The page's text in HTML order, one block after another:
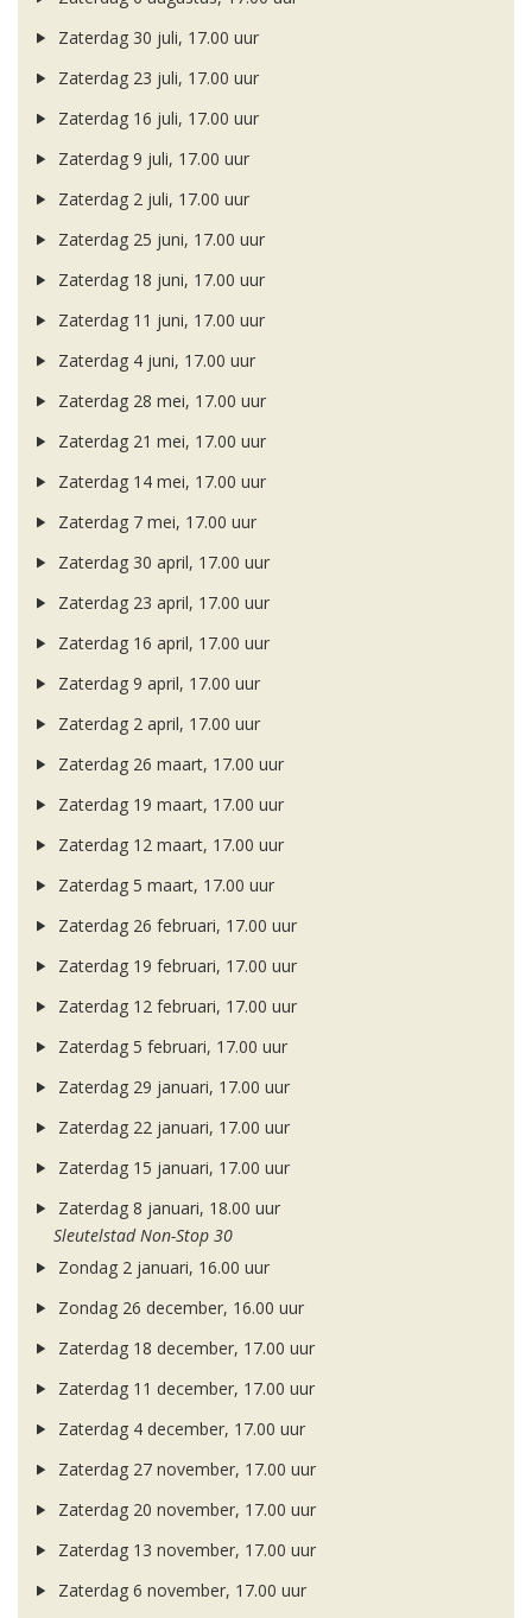
Zaterdag 30 juli, 17.00 uur
Zaterdag 23 juli, 17.00 uur
Zaterdag 16 juli, 17.00 uur
Zaterdag 9 juli, 17.00 uur
Zaterdag 2 juli, 17.00 uur
Zaterdag 25 juni, 17.00 uur
Zaterdag 18 juni, 17.00 uur
Zaterdag 11 juni, 17.00 uur
Zaterdag 4 juni, 17.00 uur
Zaterdag 28 mei, 17.00 uur
Zaterdag 21 mei, 17.00 uur
Zaterdag 14 mei, 17.00 uur
Zaterdag 7 mei, 17.00 uur
Zaterdag 30 april, 17.00 uur
Zaterdag 23 april, 17.00 uur
Zaterdag 16 april, 17.00 uur
Zaterdag 9 april, 17.00 uur
Zaterdag 2 april, 17.00 uur
Zaterdag 26 maart, 17.00 uur
Zaterdag 19 maart, 17.00 uur
Zaterdag 12 maart, 17.00 uur
Zaterdag 5 maart, 17.00 uur
Zaterdag 26 februari, 17.00 uur
Zaterdag 19 februari, 17.00 uur
Zaterdag 12 februari, 17.00 uur
Zaterdag 5 februari, 17.00 uur
Zaterdag 29 januari, 17.00 uur
Zaterdag 22 januari, 17.00 uur
Zaterdag 15 januari, 17.00 uur
Zaterdag 8 januari, 18.00 uur
Sleutelstad Non-Stop 30
Zondag 2 januari, 16.00 uur
Zondag 26 december, 16.00 uur
Zaterdag 18 december, 17.00 uur
Zaterdag 11 december, 17.00 uur
Zaterdag 4 december, 17.00 uur
Zaterdag 27 november, 17.00 uur
Zaterdag 20 november, 17.00 uur
Zaterdag 13 november, 17.00 uur
Zaterdag 6 november, 17.00 uur